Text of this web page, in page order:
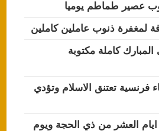
عصير طماطم يوميا
لمغفرة ذنوب عاملين كاملين
كاملة مكتوبة
فرنسية تعتنق الاسلام وتؤدي
العشر من ذي الحجة ويوم